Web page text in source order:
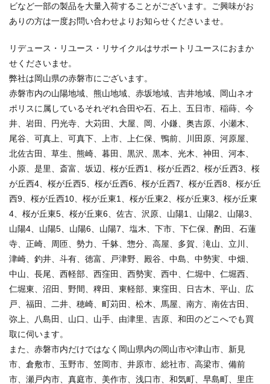
ビなど一部の製品を大量入荷することがございます。ご興味がお
ありの方は一度お問い合わせよりお知らせくださいませ。
リデュース・リユース・リサイクルはサポートリユースにおまか
せくださいませ。
弊社は岡山県の赤磐市にございます。
赤磐市内の山陽地域、熊山地域、赤坂地域、吉井地域、岡山ネオ
ポリスに属しているそれぞれ合田や石、石上、五日市、稲蒔、今
井、岩田、円光寺、大苅田、大屋、岡、小鎌、奥吉原、小瀬木、
尾谷、可真上、可真下、上市、上仁保、鴨前、川田原、河原屋、
北佐古田、草生、熊崎、暮田、黒沢、黒本、光木、神田、河本、
小原、是里、斎富、坂辺、桜が丘西1、桜が丘西2、桜が丘西3、桜
が丘西4、桜が丘西5、桜が丘西6、桜が丘西7、桜が丘西8、桜が丘
西9、桜が丘西10、桜が丘東1、桜が丘東2、桜が丘東3、桜が丘東
4、桜が丘東5、桜が丘東6、佐古、沢原、山陽1、山陽2、山陽3、
山陽4、山陽5、山陽6、山陽7、塩木、下市、下仁保、酌田、石蓮
寺、正崎、周匝、勢力、千躰、惣分、高屋、多賀、滝山、立川、
津崎、釣井、斗有、徳富、戸津野、殿谷、中島、中勢実、中畑、
中山、長尾、西軽部、西窪田、西勢実、西中、仁堀中、仁堀西、
仁堀東、沼田、野間、稗田、東軽部、東窪田、日古木、平山、広
戸、福田、二井、穂崎、町苅田、松木、馬屋、南方、南佐古田、
弥上、八島田、山口、山手、由津里、吉原、和田のどこへでも買
取に伺います。
また、赤磐市内だけではなく岡山県内の岡山市や津山市、新見
市、倉敷市、玉野市、笠岡市、井原市、総社市、高梁市、備前
市、瀬戸内市、真庭市、美作市、浅口市、和気町、早島町、里庄